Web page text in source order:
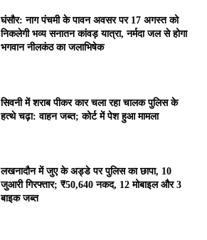
घंसौर: नाग पंचमी के पावन अवसर पर 17 अगस्त को
निकलेगी भव्य सनातन कांवड़ यात्रा, नर्मदा जल से होगा
भगवान नीलकंठ का जलाभिषेक
सिवनी में शराब पीकर कार चला रहा चालक पुलिस के
हत्थे चढ़ा: वाहन जब्त; कोर्ट में पेश हुआ मामला
लखनादौन में जुए के अड्डे पर पुलिस का छापा, 10
जुआरी गिरफ्तार; ₹50,640 नकद, 12 मोबाइल और 3
बाइक जब्त